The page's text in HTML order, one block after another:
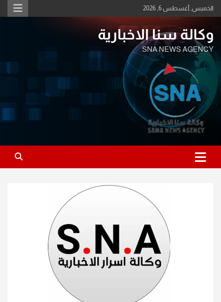
Skip
to
الخميس, أغسطس 6, 2026
وكالة سنا الاخبارية
SNA NEWS AGENCY